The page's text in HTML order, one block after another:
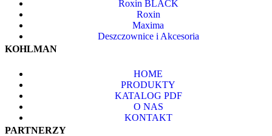
Roxin BLACK
Roxin
Maxima
Deszczownice i Akcesoria
KOHLMAN
HOME
PRODUKTY
KATALOG PDF
O NAS
KONTAKT
PARTNERZY